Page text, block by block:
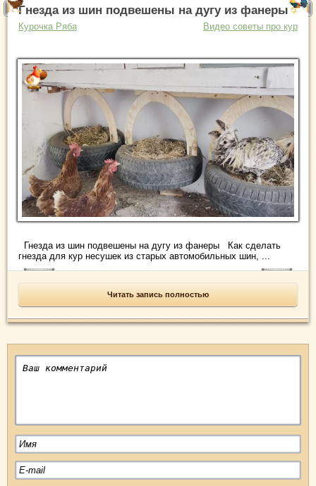
Гнезда из шин подвешены на дугу из фанеры
Курочка Ряба Видео советы про кур
Гнезда из шин подвешены на дугу из фанеры Как сделать
гнезда для кур несушек из старых автомобильных шин, ...
Читать запись полностью